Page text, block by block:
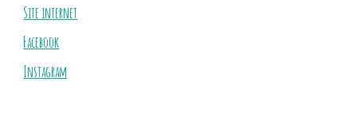
Site internet
Facebook
Instagram